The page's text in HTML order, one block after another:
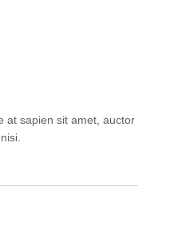
at sapien sit amet, auctor